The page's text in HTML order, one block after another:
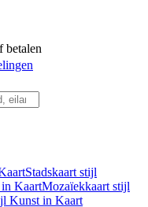
betalen
Stadskaart stijl
Mozaïekkaart stijl